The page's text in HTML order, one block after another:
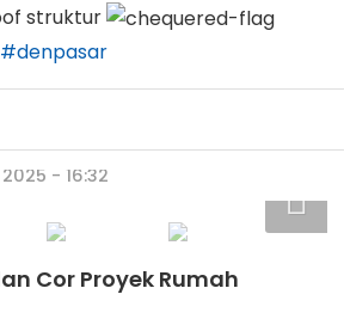
struktur
#denpasar
- 16:32
Cor Proyek Rumah